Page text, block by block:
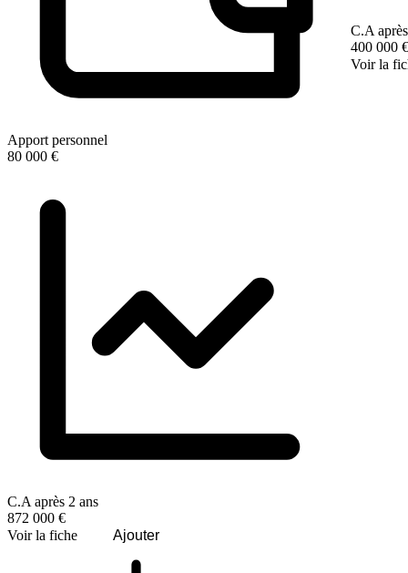
Apport personnel
80 000 €
C.A après 2 ans
872 000 €
Voir la fiche
Ajouter
C.A
400 000 €
Voir la